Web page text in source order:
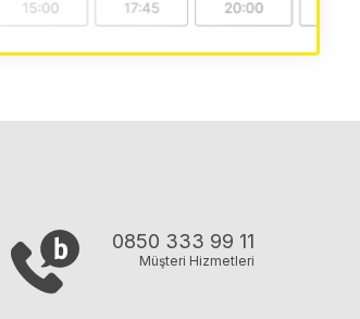
0850 333 99 11
Müşteri Hizmetleri